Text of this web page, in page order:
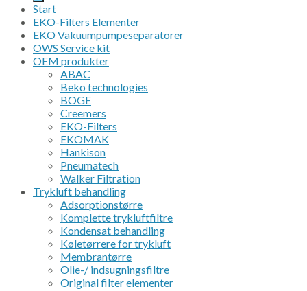
Start
EKO-Filters Elementer
EKO Vakuumpumpeseparatorer
OWS Service kit
OEM produkter
ABAC
Beko technologies
BOGE
Creemers
EKO-Filters
EKOMAK
Hankison
Pneumatech
Walker Filtration
Trykluft behandling
Adsorptionstørre
Komplette trykluftfiltre
Kondensat behandling
Køletørrere for trykluft
Membrantørre
Olie-/ indsugningsfiltre
Original filter elementer